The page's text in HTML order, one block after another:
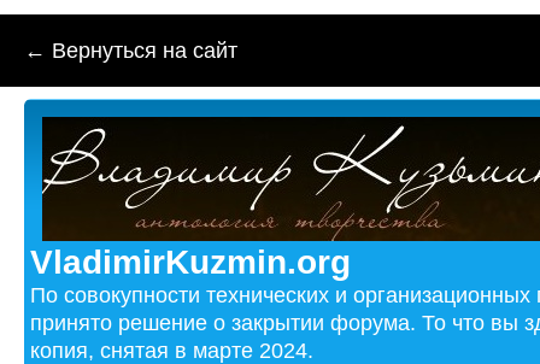
← Вернуться на сайт
VladimirKuzmin.org
По совокупности технических и
принято решение о закрытии форума. То что вы
копия, снятая в марте 2024.